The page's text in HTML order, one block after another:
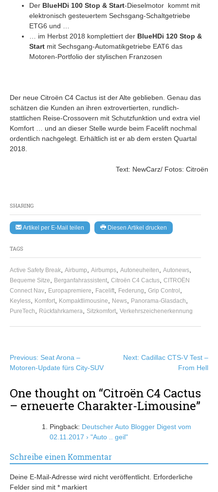
SHARING
Artikel per E-Mail teilen Diesen Artikel drucken
TAGS
Active Safety Break, Airbump, Airbumps, Autoneuheiten, Autonews,
Bequeme Sitze, Berganfahrassistent, Citroën C4 Cactus, CITROËN
Connect Nav, Europapremiere, Facelift, Federung, Grip Control ,
Keyless, Komfort, Kompaktlimousine, News, Panorama-Glasdach,
PureTech, Rückfahrkamera, Sitzkomfort, Verkehrszeichenerkennung
Der BlueHDi 100 Stop & Start-Dieselmotor kommt mit
elektronisch gesteuertem Sechsgang-Schaltgetriebe
ETG6 und …
… im Herbst 2018 komplettiert der BlueHDi 120 Stop &
Start mit Sechsgang-Automatikgetriebe EAT6 das
Motoren-Portfolio der stylischen Franzosen
Der neue Citroën C4 Cactus ist der Alte geblieben. Genau das
schätzen die Kunden an ihren extrovertierten, rundlich-
stattlichen Reise-Crossovern mit Schutzfunktion und extra viel
Komfort … und an dieser Stelle wurde beim Facelift nochmal
ordentlich nachgelegt. Erhältlich ist er ab dem ersten Quartal
2018.
Text: NewCarz/ Fotos: Citroën
Beitragsnavigation
Previous: Seat Arona –
Motoren-Update fürs City-SUV
Next: Cadillac CTS-V Test –
From Hell
One thought on “Citroën C4 Cactus
– erneuerte Charakter-Limousine”
Pingback: Deutscher Auto Blogger Digest vom
02.11.2017 › "Auto .. geil"
Schreibe einen Kommentar
Deine E-Mail-Adresse wird nicht veröffentlicht. Erforderliche
Felder sind mit * markiert